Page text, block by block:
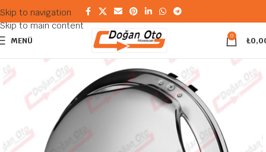
Skip to navigation
Skip to main content
MENÜ 0 ₺